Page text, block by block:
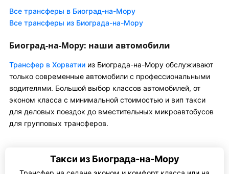
Все трансферы в Биоград-на-Мору
Все трансферы из Биограда-на-Мору
Биоград-на-Мору: наши автомобили
Трансфер в Хорватии из Биограда-на-Мору обслуживают
только современные автомобили с профессиональными
водителями. Большой выбор классов автомобилей, от
эконом класса с минимальной стоимостью и вип такси
для деловых поездок до вместительных микроавтобусов
для групповых трансферов.
Такси из Биограда-на-Мору